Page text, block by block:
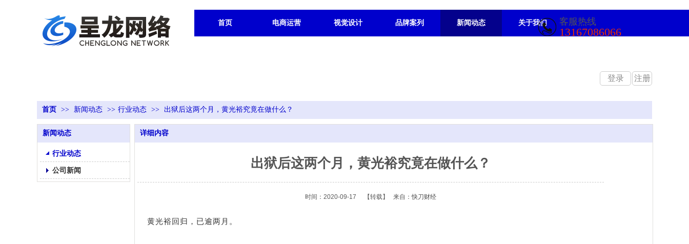
客服热线
13167086066
首页 电商运营 视觉设计 品牌案列 新闻动态 关于我们
登录 注册
首页 >> 新闻动态 >> 行业动态 >> 出狱后这两个月，黄光裕究竟在做什么？
新闻动态
行业动态
公司新闻
详细内容
出狱后这两个月，黄光裕究竟在做什么？
时间：2020-09-17 【转载】 来自：快刀财经
黄光裕回归，已逾两月。